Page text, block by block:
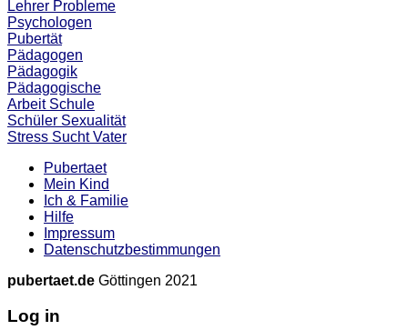
Lehrer Probleme
Psychologen
Pubertät
Pädagogen
Pädagogik
Pädagogische
Arbeit Schule
Schüler Sexualität
Stress SuchtVater
Pubertaet
Mein Kind
Ich & Familie
Hilfe
Impressum
Datenschutzbestimmungen
pubertaet.de Göttingen 2021
Log in